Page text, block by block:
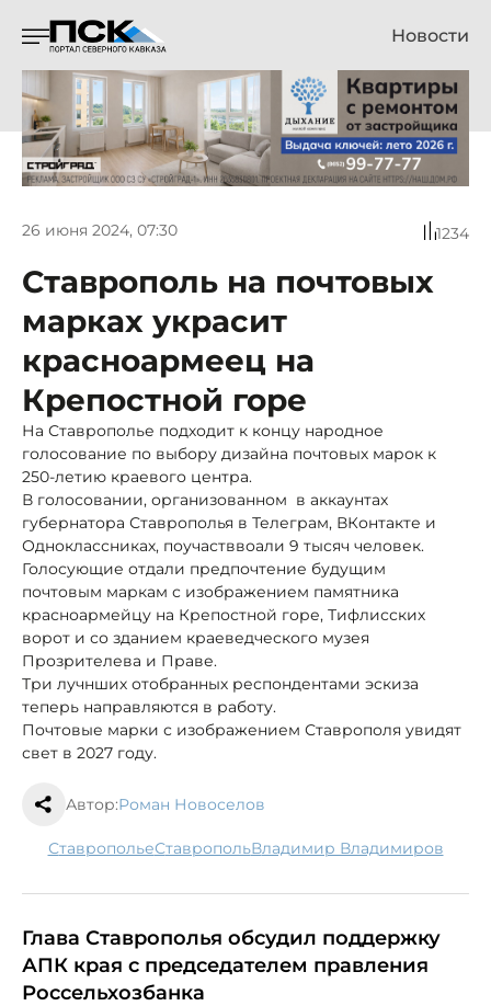
Новости
26 июня 2024, 07:30 1234
Ставрополь на почтовых
марках украсит
красноармеец на
Крепостной горе
На Ставрополье подходит к концу народное
голосование по выбору дизайна почтовых марок к
250-летию краевого центра.
В голосовании, организованном в аккаунтах
губернатора Ставрополья в Телеграм, ВКонтакте и
Одноклассниках, поучастввоали 9 тысяч человек.
Голосующие отдали предпочтение будущим
почтовым маркам с изображением памятника
красноармейцу на Крепостной горе, Тифлисских
ворот и со зданием краеведческого музея
Прозрителева и Праве.
Три лучнших отобранных респондентами эскиза
теперь направляются в работу.
Почтовые марки с изображением Ставрополя увидят
свет в 2027 году.
Автор:Роман Новоселов
Ставрополье Ставрополь Владимир Владимиров
Глава Ставрополья обсудил поддержку
АПК края с председателем правления
Россельхозбанка